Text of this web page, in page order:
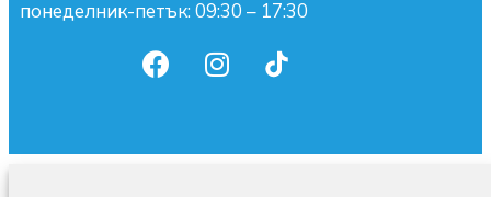
понеделник-петък: 09:30 – 17:30